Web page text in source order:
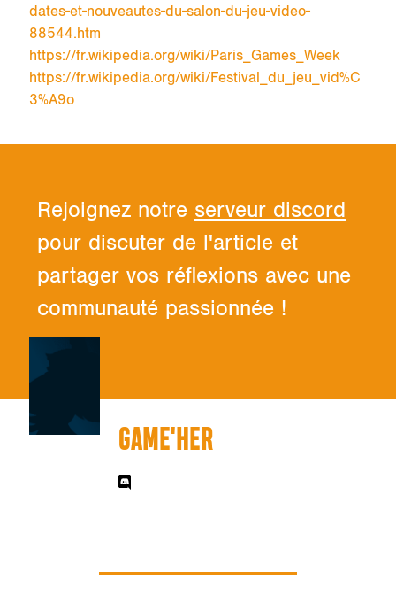
dates-et-nouveautes-du-salon-du-jeu-video-
88544.htm
https://fr.wikipedia.org/wiki/Paris_Games_Week
https://fr.wikipedia.org/wiki/Festival_du_jeu_vid%C
3%A9o
Rejoignez notre serveur discord
pour discuter de l'article et
partager vos réflexions avec une
communauté passionnée !
GAME'HER